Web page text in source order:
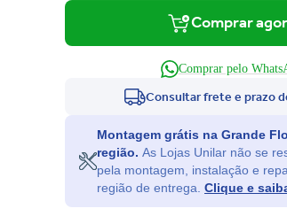
Comprar
Comprar pelo
Consultar frete e prazo
Montagem grátis na Grande
região.
pela montagem, instalação e
região de entrega. Clique e